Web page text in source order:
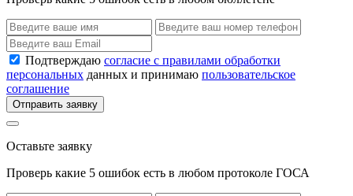
Подтверждаю согласие с правилами обработки
персональных данных и принимаю пользовательское
соглашение
Отправить заявку
Оставьте заявку
Проверь какие 5 ошибок есть в любом протоколе ГОСА